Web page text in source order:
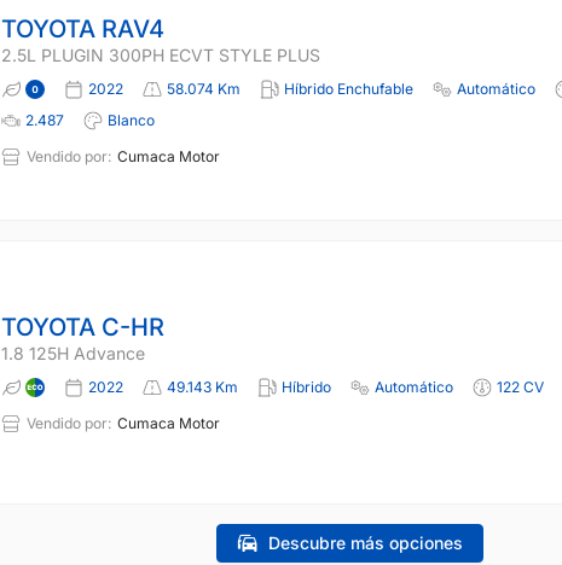
TOYOTA RAV4
2.5L PLUGIN 300PH ECVT STYLE PLUS
2022 58.074 Km Híbrido Enchufable Automático
2.487
Blanco
Vendido por: Cumaca Motor
TOYOTA C-HR
1.8 125H Advance
2022 49.143 Km Híbrido Automático 122 CV
Vendido por: Cumaca Motor
Descubre más opciones